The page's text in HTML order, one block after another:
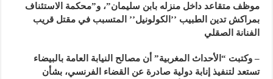
موظف متقاعد داخل منزله بابن سليمان”، و”محكمة الاستئناف
بمراكش تدين الطبيب ’’الكولونيل’’ المتسبب في مقتل قريب
الفنانة الصقلي
– وكتبت “الأحداث المغربية” أن مصالح النيابة العامة بالبيضاء
تستعد لتنفيذ إنابة دولية صادرة عن القضاء الفرنسي، بشأن